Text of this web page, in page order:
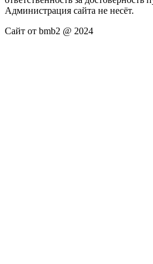
Администрация сайта не несёт.
Сайт от bmb2 @ 2024